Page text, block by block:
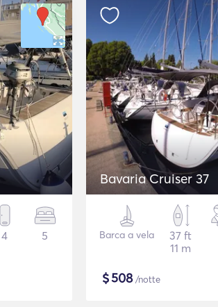
4 5
Bavaria Cruiser 37
Barca a vela
37 ft
11 m
$508/notte